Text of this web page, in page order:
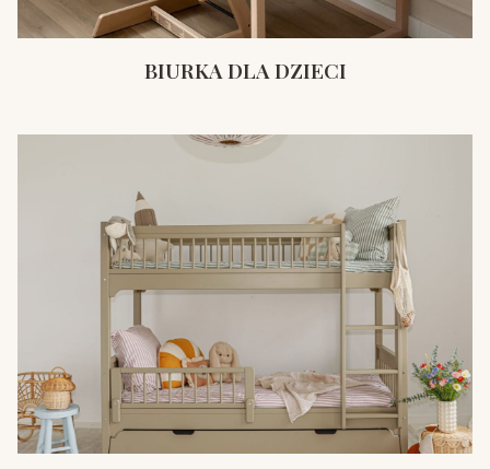
BIURKA DLA DZIECI